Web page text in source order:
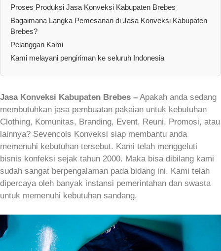
Proses Produksi Jasa Konveksi Kabupaten Brebes
Bagaimana Langka Pemesanan di Jasa Konveksi Kabupaten
Brebes?
Pelanggan Kami
Kami melayani pengiriman ke seluruh Indonesia
Jasa Konveksi Kabupaten Brebes – Apakah anda sedang
membutuhkan jasa pembuatan pakaian untuk kebutuhan
Clothing, Komunitas, Branding, Event, Reuni, Promosi, atau
lainnya? Sevencols Konveksi siap membantu anda
memenuhi kebutuhan tersebut. Kami telah menggeluti
bisnis konfeksi sejak tahun 2000. Maka bisa dibilang kami
sudah sangat berpengalaman pada bidang ini. Kami telah
dipercaya oleh banyak instansi pemerintahan dan swasta
untuk memenuhi kebutuhan sandang.